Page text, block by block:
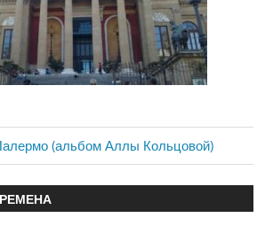
(альбом Аллы Кольцовой)